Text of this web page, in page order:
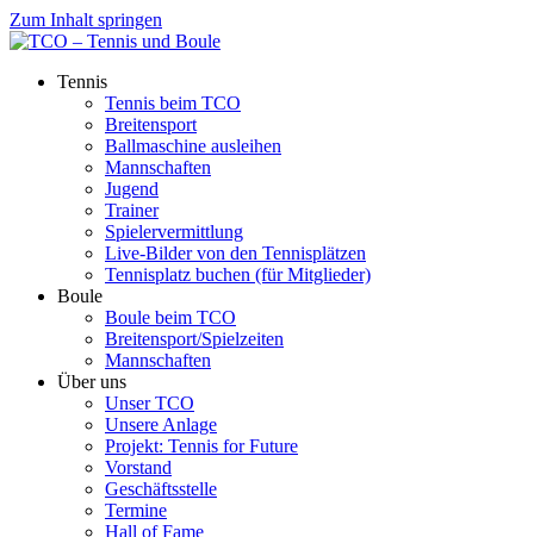
Zum Inhalt springen
Tennis
Tennis beim TCO
Breitensport
Ballmaschine ausleihen
Mannschaften
Jugend
Trainer
Spielervermittlung
Live-Bilder von den Tennisplätzen
Tennisplatz buchen (für Mitglieder)
Boule
Boule beim TCO
Breitensport/Spielzeiten
Mannschaften
Über uns
Unser TCO
Unsere Anlage
Projekt: Tennis for Future
Vorstand
Geschäftsstelle
Termine
Hall of Fame